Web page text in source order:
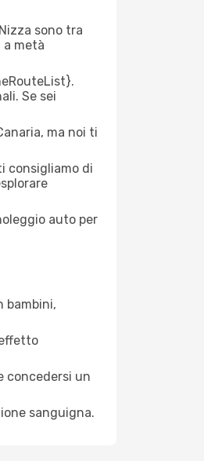
sono tra
metà
Se sei
ma noi ti
consigliamo di
auto per
bambini,
concedersi un
sanguigna.